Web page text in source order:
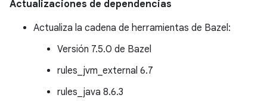
Actualizaciones de dependencias
Actualiza la cadena de herramientas de Bazel:
Versión 7.5.0 de Bazel
rules_jvm_external 6.7
rules_java 8.6.3